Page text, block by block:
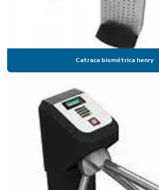
Catraca eletronica para restaurante
Catraca expedidora de cartões
Catraca expedidora de comanda henry
Catraca face id
Catraca facial
Catraca fechamento
Catraca henry
Catraca henry preço
Catraca biométrica henry